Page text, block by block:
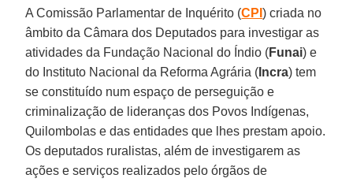
A Comissão Parlamentar de Inquérito (CPI) criada no
âmbito da Câmara dos Deputados para investigar as
atividades da Fundação Nacional do Índio (Funai) e
do Instituto Nacional da Reforma Agrária ( Incra) tem
se constituído num espaço de perseguição e
criminalização de lideranças dos Povos Indígenas,
Quilombolas e das entidades que lhes prestam apoio.
Os deputados ruralistas, além de investigarem as
ações e serviços realizados pelo órgãos de